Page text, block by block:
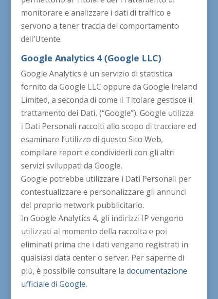
monitorare e analizzare i dati di traffico e
servono a tener traccia del comportamento
dell’Utente.
Google Analytics 4 (Google LLC)
Google Analytics è un servizio di statistica
fornito da Google LLC oppure da Google Ireland
Limited, a seconda di come il Titolare gestisce il
trattamento dei Dati, (“Google”). Google utilizza
i Dati Personali raccolti allo scopo di tracciare ed
esaminare l’utilizzo di questo Sito Web,
compilare report e condividerli con gli altri
servizi sviluppati da Google.
Google potrebbe utilizzare i Dati Personali per
contestualizzare e personalizzare gli annunci
del proprio network pubblicitario.
In Google Analytics 4, gli indirizzi IP vengono
utilizzati al momento della raccolta e poi
eliminati prima che i dati vengano registrati in
qualsiasi data center o server. Per saperne di
più, è possibile consultare la documentazione
ufficiale di Google.